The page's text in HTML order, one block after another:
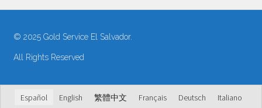
© 2025 Gold Service El Salvador.
All Rights Reserved
Español English 繁體中文 Français Deutsch
Italiano